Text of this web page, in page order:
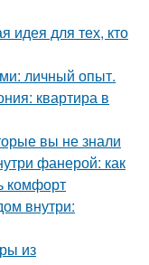
идея для тех, кто
личный опыт.
квартира в
вы не знали
фанерой: как
комфорт
внутри:
из